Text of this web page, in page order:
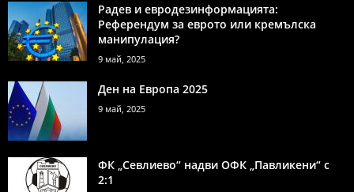
Радев и евродезинформацията:
Референдум за еврото или кремълска
манипулация?
9 май, 2025
Ден на Европа 2025
9 май, 2025
ФК „Севлиево“ надви ОФК „Павликени“ с
2:1